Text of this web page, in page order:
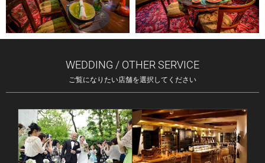
WEDDING / OTHER SERVICE
ご覧になりたい店舗を選択してください